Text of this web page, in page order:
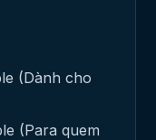
(Dành cho
(Para quem